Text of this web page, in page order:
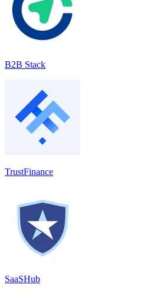
B2B Stack
TrustFinance
SaaSHub